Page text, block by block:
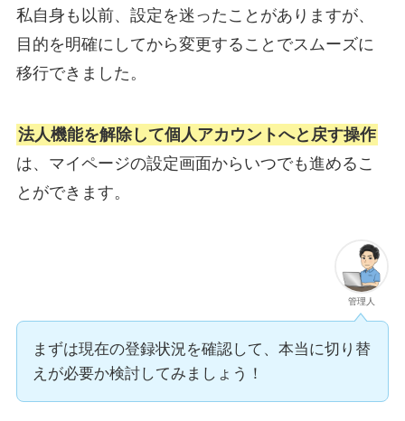
私自身も以前、設定を迷ったことがありますが、
目的を明確にしてから変更することでスムーズに
移行できました。
法人機能を解除して個人アカウントへと戻す操作
は、マイページの設定画面からいつでも進めるこ
とができます。
管理人
まずは現在の登録状況を確認して、本当に切り替
えが必要か検討してみましょう！